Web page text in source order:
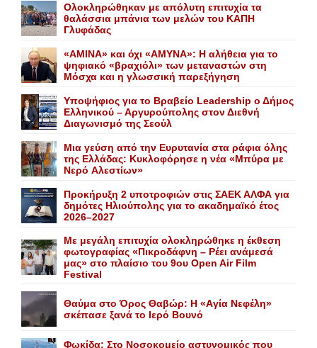
Ολοκληρώθηκαν με απόλυτη επιτυχία τα
θαλάσσια μπάνια των μελών του KAΠH
Γλυφάδας
«AMINA» και όχι «ΑΜΥΝΑ»: Η αλήθεια για το
ψηφιακό «βραχιόλι» των μεταναστών στη
Μόσχα και η γλωσσική παρεξήγηση
Yποψήφιος για το Bραβείο Leadership ο Δήμος
Ελληνικού – Αργυρούπολης στον Διεθνή
Διαγωνισμό της Σεούλ
Mια γεύση από την Eυρυτανία στα ράφια όλης
της Ελλάδας: Κυκλοφόρησε η νέα «Μπύρα με
Nερό Aλεστίων»
Προκήρυξη 2 υποτροφιών στις ΣΑΕΚ ΑΛΦΑ για
δημότες Ηλιούπολης για το ακαδημαϊκό έτος
2026–2027
Με μεγάλη επιτυχία ολοκληρώθηκε η έκθεση
φωτογραφίας «Πικροδάφνη – Ρέει ανάμεσά
μας» στο πλαίσιο του 9ου Open Air Film
Festival
Θαύμα στο Όρος Θαβώρ: H «Aγία Nεφέλη»
σκέπασε ξανά το Iερό Bουνό
Φωκίδα: Στο Νοσοκομείο αστυνομικός που